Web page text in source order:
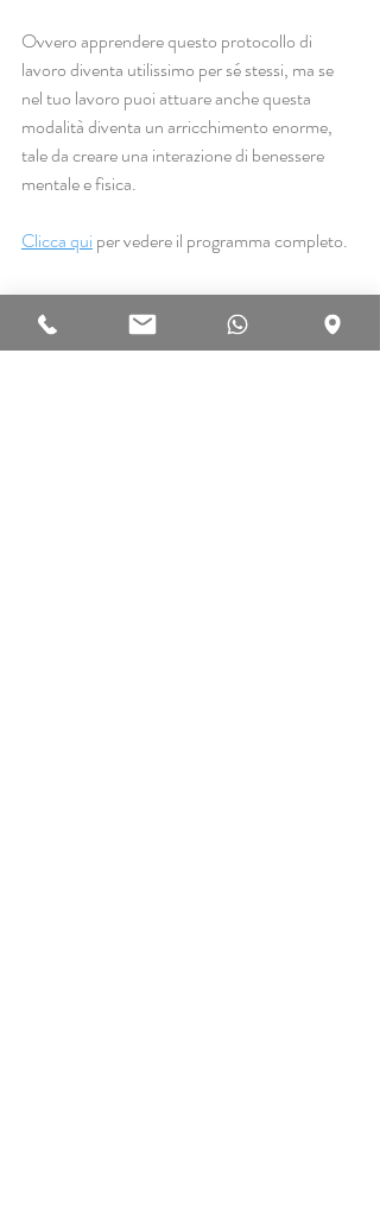
Ovvero apprendere questo protocollo di
lavoro diventa utilissimo per sé stessi, ma se
nel tuo lavoro puoi attuare anche questa
modalità diventa un arricchimento enorme,
tale da creare una interazione di benessere
mentale e fisica.
Clicca qui per vedere il programma completo.
A presto Francesco Sartori
Massaggio e biodiscipline